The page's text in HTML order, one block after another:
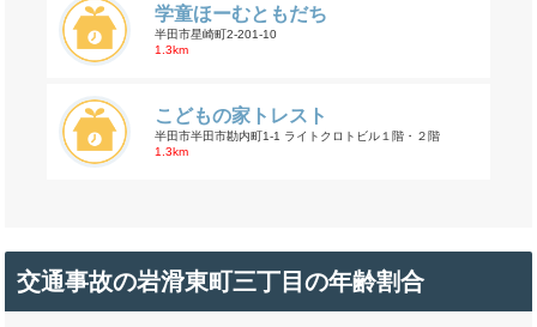
学童ほーむともだち
半田市星崎町2-201-10
1.3km
こどもの家トレスト
半田市半田市勘内町1-1 ライトクロトビル１階・２階
1.3km
交通事故の岩滑東町三丁目の年齢割合